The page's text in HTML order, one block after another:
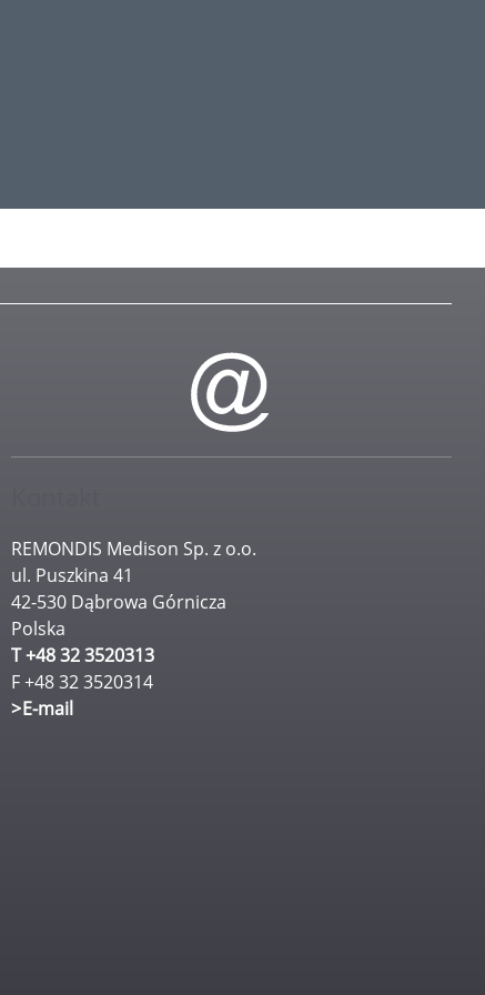
REMONDIS Medison Sp. z o.o.
ul. Puszkina 41
42-530 Dąbrowa Górnicza
Polska
T +48 32 3520313
F +48 32 3520314
E-mail